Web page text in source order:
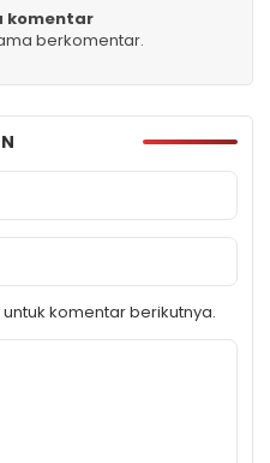
komentar
berkomentar.
komentar berikutnya.